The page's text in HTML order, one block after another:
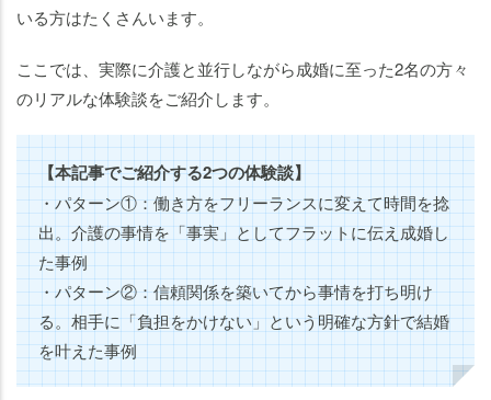
いる方はたくさんいます。
ここでは、実際に介護と並行しながら成婚に至った2名の方々
のリアルな体験談をご紹介します。
【本記事でご紹介する2つの体験談】
・パターン①：働き方をフリーランスに変えて時間を捻
出。介護の事情を「事実」としてフラットに伝え成婚し
た事例
・パターン②：信頼関係を築いてから事情を打ち明け
る。相手に「負担をかけない」という明確な方針で結婚
を叶えた事例